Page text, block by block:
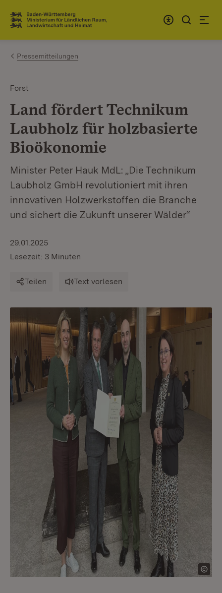
Zum Inhalt springen
Link zur Startseite
Pressemitteilungen
Forst
Land fördert Technikum
Laubholz für holzbasierte
Bioökonomie
Minister Peter Hauk MdL: „Die Technikum
Laubholz GmbH revolutioniert mit ihren
innovativen Holzwerkstoffen die Branche
und sichert die Zukunft unserer Wälder“
29.01.2025
Lesezeit: 3 Minuten
Teilen Text vorlesen